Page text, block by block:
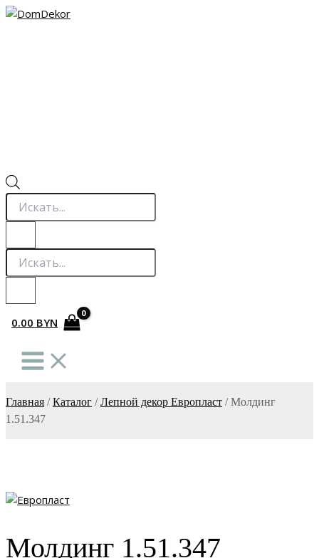
Перейти
Поиск
товаров
Поиск
товаров
0.00 BYN
Главная /Каталог /Лепной декор Европласт /Молдинг
1.51.347
Молдинг 1.51.347